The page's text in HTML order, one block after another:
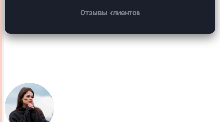
Отзывы клиентов